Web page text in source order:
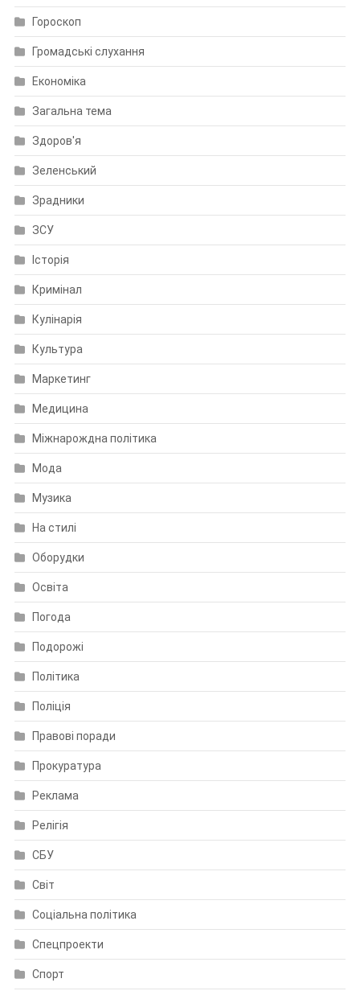
Гороскоп
Громадські слухання
Економіка
Загальна тема
Здоров'я
Зеленський
Зрадники
ЗСУ
Історія
Кримінал
Кулінарія
Культура
Маркетинг
Медицина
Міжнарождна політика
Мода
Музика
На стилі
Оборудки
Освіта
Погода
Подорожі
Політика
Поліція
Правові поради
Прокуратура
Реклама
Релігія
СБУ
Світ
Соціальна політика
Спецпроекти
Спорт